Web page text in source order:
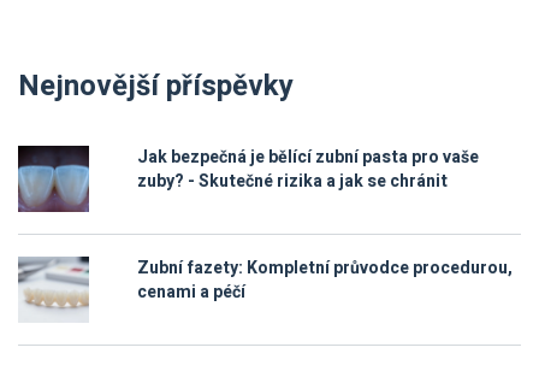
Nejnovější příspěvky
Jak bezpečná je bělící zubní pasta pro vaše
zuby? - Skutečné rizika a jak se chránit
Zubní fazety: Kompletní průvodce procedurou,
cenami a péčí